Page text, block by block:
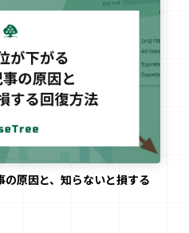
原因と、知らないと損する